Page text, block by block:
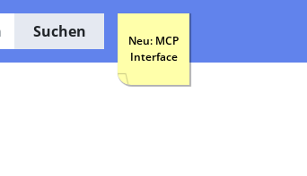
Suchen
Neu: MCP
Interface